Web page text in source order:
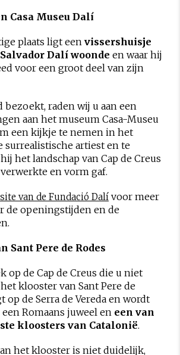
Casa Museu Dalí
plaats ligt een vissershuisje
Dalí woonde en waar hij
voor een groot deel van zijn
bezoekt, raden wij u aan een
aan het museum Casa-Museu
een kijkje te nemen in het
surrealistische artiest en te
het landschap van Cap de Creus
en vorm gaf.
van de Fundació Dalí voor meer
de openingstijden en de
Sant Pere de Rodes
op de Cap de Creus die u niet
klooster van Sant Pere de
op de Serra de Vereda en wordt
Romaans juweel en een van
kloosters van Catalonië.
het klooster is niet duidelijk,